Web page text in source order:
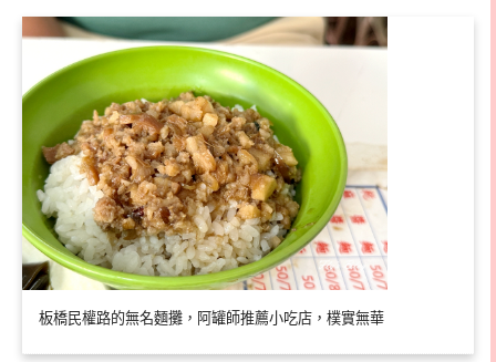
板橋民權路的無名麵攤，阿罐師推薦小吃店，樸實無華